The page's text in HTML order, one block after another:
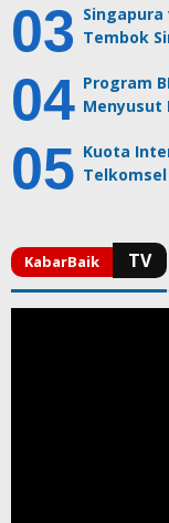
Singapura
Tembok
Program
Menyusut
Kuota